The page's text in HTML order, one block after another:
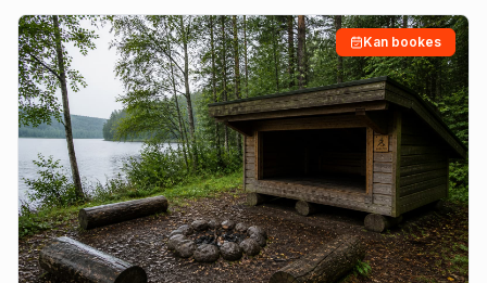
Kan bookes